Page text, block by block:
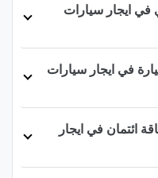
ايجار سيارات
في ايجار سيارات
ائتمان في ايجار